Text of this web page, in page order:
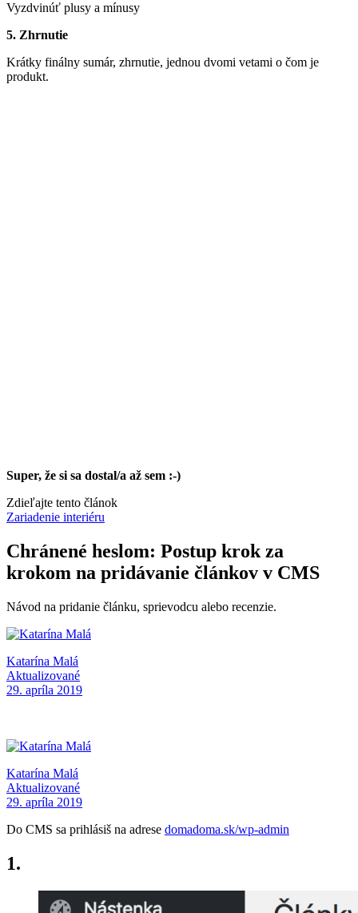
Vyzdvinúť plusy a mínusy
5. Zhrnutie
Krátky finálny sumár, zhrnutie, jednou dvomi vetami o čom je
produkt.
Super, že si sa dostal/a až sem :-)
Zdieľajte tento článok
Zariadenie interiéru
Chránené heslom: Postup krok za
krokom na pridávanie článkov v CMS
Návod na pridanie článku, sprievodcu alebo recenzie.
Katarína Malá
Aktualizované
29. apríla 2019
Katarína Malá
Aktualizované
29. apríla 2019
Do CMS sa prihlásiš na adrese domadoma.sk/wp-admin
1.